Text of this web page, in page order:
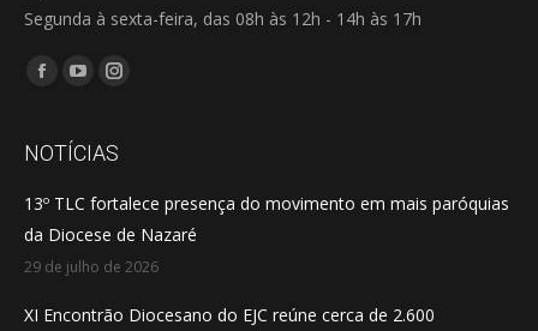
Segunda à sexta-feira, das 08h às 12h - 14h às 17h
Encontre-nos em:
Facebook
opens
new
window
YouTube
opens
new
window
Instagram
opens
new
window
NOTÍCIAS
13º TLC fortalece presença do movimento em mais paróquias
da Diocese de Nazaré
29 de julho de 2026
XI Encontrão Diocesano do EJC reúne cerca de 2.600